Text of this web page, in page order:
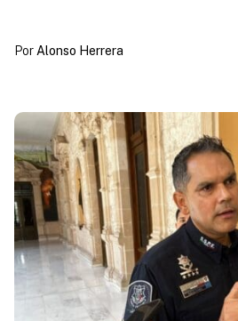
Por Alonso Herrera